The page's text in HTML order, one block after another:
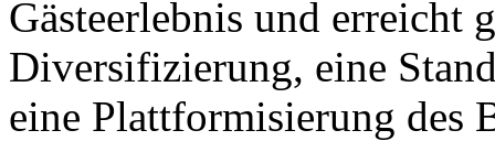
Gästeerlebnis und erreicht
Diversifizierung, eine
eine Plattformisierung des